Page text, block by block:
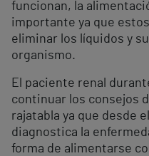
funcionan, la
importante ya que
eliminar los líquidos y
organismo.
El paciente renal
continuar los consejos
rajatabla ya que desde
diagnostica la
forma de alimentarse